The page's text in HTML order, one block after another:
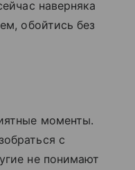
наверняка
обойтись без
моменты.
с
не понимают